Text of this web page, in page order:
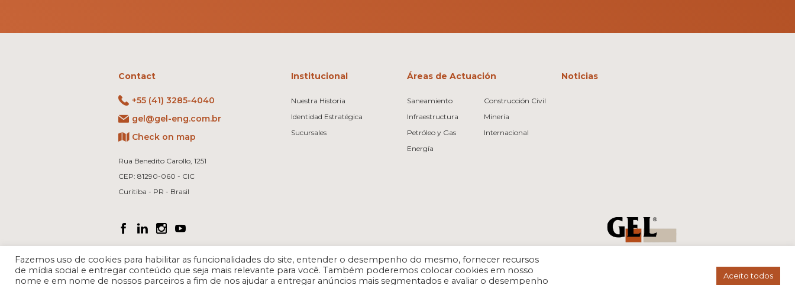
Contact
+55 (41) 3285-4040
gel@gel-eng.com.br
Check on map
Rua Benedito Carollo, 1251
CEP: 81290-060 - CIC
Curitiba - PR - Brasil
Institucional
Nuestra Historia
Identidad Estratégica
Sucursales
Áreas de Actuación
Saneamiento
Infraestructura
Petróleo y Gas
Energía
Construcción Civil
Minería
Internacional
Noticias
Fazemos uso de cookies para habilitar as funcionalidades do site, entender o desempenho do mesmo, fornecer recursos
de mídia social e entregar conteúdo que seja mais relevante para você. Também poderemos colocar cookies em nosso
nome e em nome de nossos parceiros a fim de nos ajudar a entregar anúncios mais segmentados e avaliar o desempenho
Aceito todos